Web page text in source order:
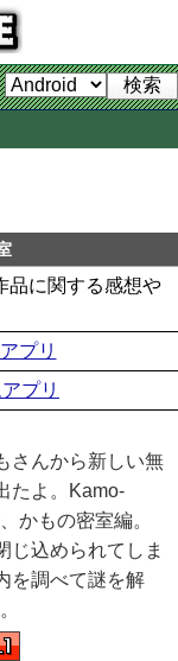
品に関する感想や
プリ
プリ
さんから新しい無
たよ。Kamo-
かもの密室編。
じ込められてしま
を調べて謎を解